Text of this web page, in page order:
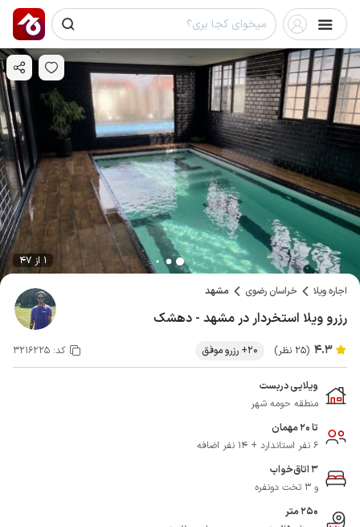
1 از 47
اجاره ویلا خراسان رضوی مشهد
رزرو ویلا استخردار در مشهد - دهشک
4.3 (25 نظر) 20+ رزرو موفق کد: 3216225
ویلایی دربست
منطقه حومه شهر
تا 20 مهمان
6 نفر استاندارد + 14 نفر اضافه
3 اتاق‌خواب
و 3 تخت دونفره
250 متر